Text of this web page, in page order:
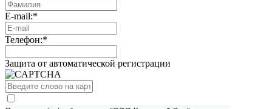
E-mail:*
Телефон:*
Защита от автоматической регистрации